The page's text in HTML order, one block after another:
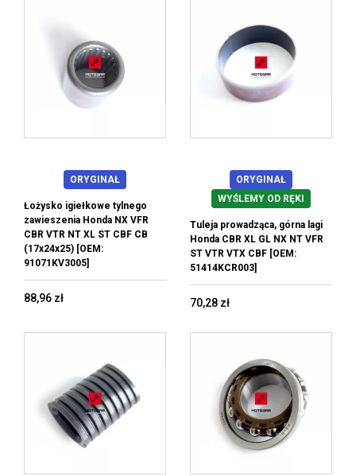
ORYGINAŁ
Łożysko igiełkowe tylnego
zawieszenia Honda NX VFR
CBR VTR NT XL ST CBF CB
(17x24x25) [OEM:
91071KV3005]
88,96 zł
ORYGINAŁ
WYŚLEMY OD RĘKI
Tuleja prowadząca, górna lagi
Honda CBR XL GL NX NT VFR
ST VTR VTX CBF [OEM:
51414KCR003]
70,28 zł